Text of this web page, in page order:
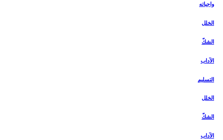
واجباته
الخلل
الشكّ
الآداب
التسليم
الخلل
الشكّ
الآداب